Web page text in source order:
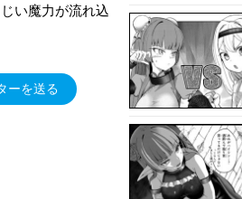
い魔力が流れ込
ーを送る